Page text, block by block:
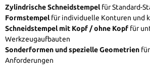
Zylindrische Schneidstempelfür Standard-
Formstempelfür individuelle Konturen und
Schneidstempel mit Kopf / ohne Kopf für
Werkzeugaufbauten
Sonderformen und spezielle Geometrien
Anforderungen